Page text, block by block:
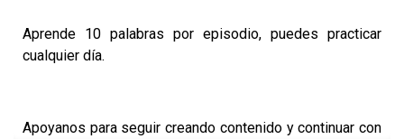
Aprende 10 palabras por episodio, puedes practicar
cualquier día.
Apoyanos para seguir creando contenido y continuar con